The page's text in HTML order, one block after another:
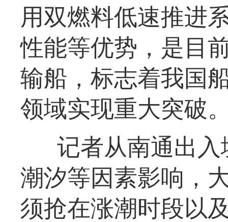
用双燃料低速推进
性能等优势，是目
输船，标志着我国
领域实现重大突破
记者从南通出
潮汐等因素影响，
须抢在涨潮时段以